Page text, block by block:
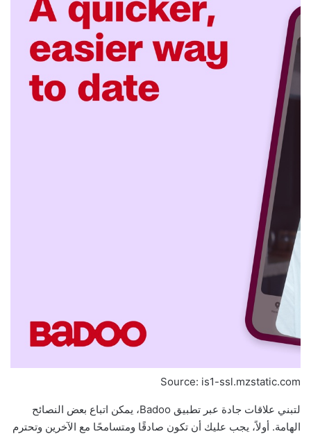
Source: is1-ssl.mzstatic.com
لتبني علاقات جادة عبر تطبيق Badoo، يمكن اتباع بعض النصائح
الهامة. أولاً، يجب عليك أن تكون صادقًا ومتسامحًا مع الآخرين وتحترم